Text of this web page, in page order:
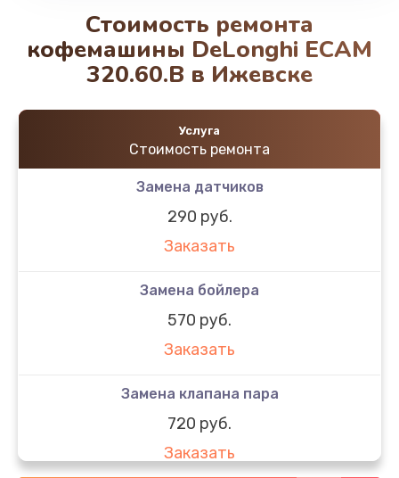
Стоимость ремонта
кофемашины DeLonghi ECAM
320.60.B в Ижевске
Услуга
Стоимость ремонта
Замена датчиков
290 руб.
Заказать
Замена бойлера
570 руб.
Заказать
Замена клапана пара
720 руб.
Заказать